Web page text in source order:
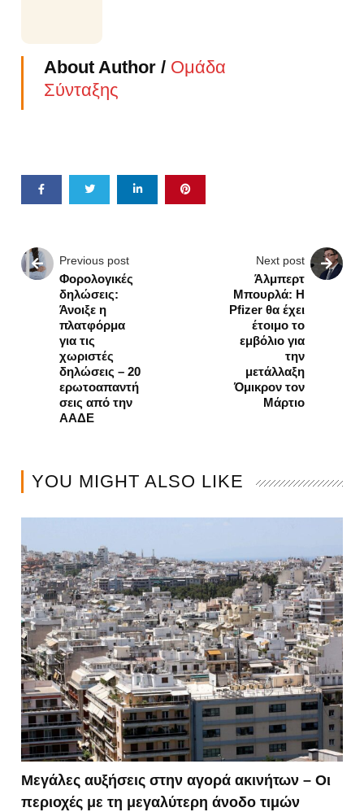
About Author / Ομάδα
Σύνταξης
Previous post
Φορολογικές
δηλώσεις:
Άνοιξε η
πλατφόρμα
για τις
χωριστές
δηλώσεις – 20
ερωτοαπαντή
σεις από την
ΑΑΔΕ
Next post
Άλμπερτ
Μπουρλά: Η
Pfizer θα έχει
έτοιμο το
εμβόλιο για
την
μετάλλαξη
Όμικρον τον
Μάρτιο
YOU MIGHT ALSO LIKE
Μεγάλες αυξήσεις στην αγορά ακινήτων – Οι
περιοχές με τη μεγαλύτερη άνοδο τιμών